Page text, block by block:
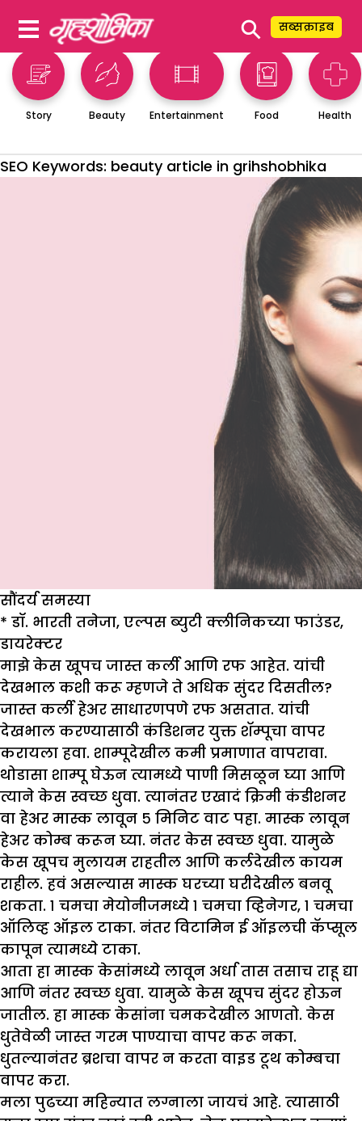
⚲ सब्सक्राइब
Story Beauty Entertainment Food Health
SEO Keywords: beauty article in grihshobhika
सौंदर्य समस्या
* डॉ. भारती तनेजा, एल्पस ब्युटी क्लीनिकच्या फाउंडर,
डायरेक्टर
माझे केस खूपच जास्त कर्ली आणि रफ आहेत. यांची
देखभाल कशी करू म्हणजे ते अधिक सुंदर दिसतील?
जास्त कर्ली हेअर साधारणपणे रफ असतात. यांची
देखभाल करण्यासाठी कंडिशनर युक्त शॅम्पूचा वापर
करायला हवा. शाम्पूदेखील कमी प्रमाणात वापरावा.
थोडासा शाम्पू घेऊन त्यामध्ये पाणी मिसळून घ्या आणि
त्याने केस स्वच्छ धुवा. त्यानंतर एखादं क्रिमी कंडीशनर
वा हेअर मास्क लावून ५ मिनिट वाट पहा. मास्क लावून
हेअर कोम्ब करून घ्या. नंतर केस स्वच्छ धुवा. यामुळे
केस खूपच मुलायम राहतील आणि कर्लदेखील कायम
राहील. हवं असल्यास मास्क घरच्या घरीदेखील बनवू
शकता. १ चमचा मेयोनीजमध्ये १ चमचा व्हिनेगर, १ चमचा
ऑलिव्ह ऑइल टाका. नंतर विटामिन ई ऑइलची कॅप्सूल
कापून त्यामध्ये टाका.
आता हा मास्क केसांमध्ये लावून अर्धा तास तसाच राहू द्या
आणि नंतर स्वच्छ धुवा. यामुळे केस खूपच सुंदर होऊन
जातील. हा मास्क केसांना चमकदेखील आणतो. केस
धुतेवेळी जास्त गरम पाण्याचा वापर करू नका.
धुतल्यानंतर ब्रशचा वापर न करता वाइड टूथ कोम्बचा
वापर करा.
मला पुढच्या महिन्यात लग्नाला जायचं आहे. त्यासाठी